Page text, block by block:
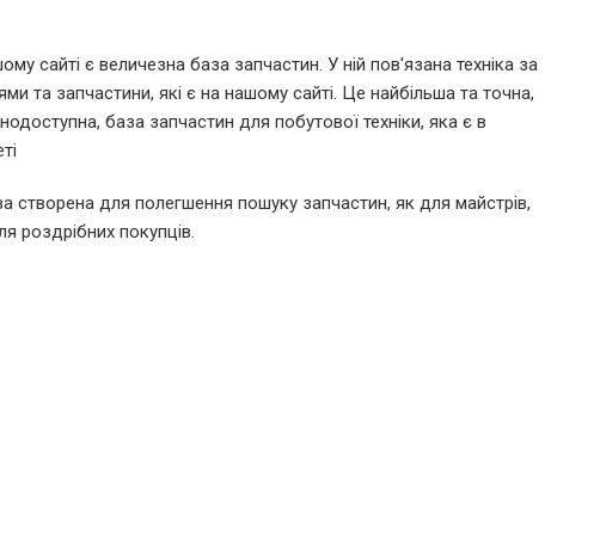
сайті є величезна база запчастин. У ній пов'язана техніка за
та запчастини, які є на нашому сайті. Це найбільша та точна,
база запчастин для побутової техніки, яка є в
створена для полегшення пошуку запчастин, як для майстрів,
роздрібних покупців.